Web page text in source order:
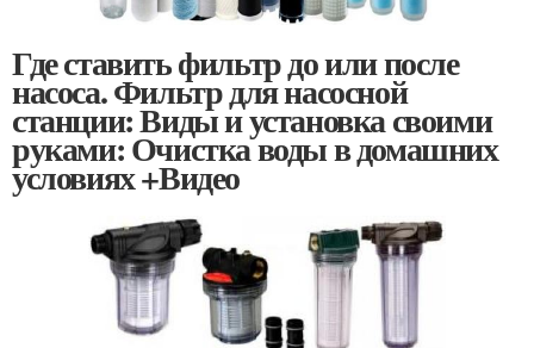
Где ставить фильтр до или после
насоса. Фильтр для насосной
станции: Виды и установка своими
руками: Очистка воды в домашних
условиях +Видео